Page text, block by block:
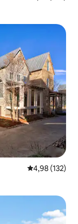
Gemiddelde
4,98 (132)